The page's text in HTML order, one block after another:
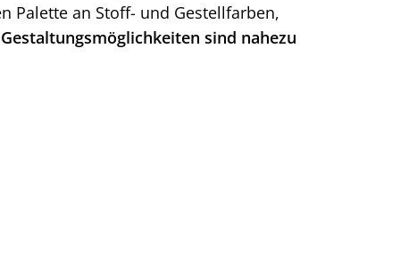
Palette an Stoff- und Gestellfarben,
Gestaltungsmöglichkeiten sind nahezu